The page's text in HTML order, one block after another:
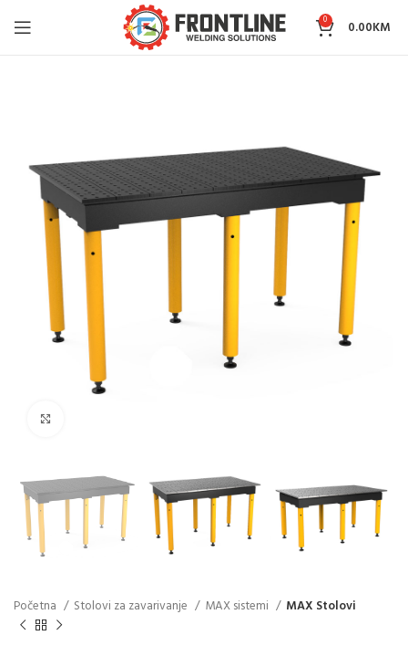
0 0.00KM
Početna Stolovi za zavarivanje MAX sistemi MAX Stolovi